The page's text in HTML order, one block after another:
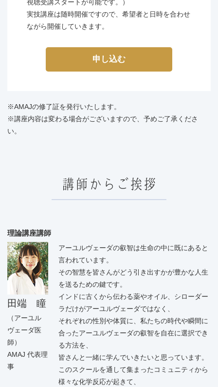
視聴受講スタートが可能です。）
実技講座は随時開催ですので、希望者と日時を合わせ
ながら開催していきます。
申し込む
※AMAJの修了証を発行いたします。
※講座内容は変わる場合がございますので、予めご了承くださ
い。
講師からご挨拶
理論講座講師
田端 瞳
（アーユル
ヴェーダ医
師）
AMAJ 代表理
事
アーユルヴェーダの叡智は生命の中に既にあると
言われています。
その智慧を皆さんがどう引き出すかが豊かな人生
を送るための鍵です。
インドに古くから伝わる薬やオイル、シローダー
ラだけがアーユルヴェーダではなく、
それぞれの性別や体質に、私たちの時代や瞬間に
合ったアーユルヴェーダの叡智を自在に選択でき
る方法を、
皆さんと一緒に学んでいきたいと思っています。
このスクールを通して集まったコミュニティから
様々な化学反応が起きて、